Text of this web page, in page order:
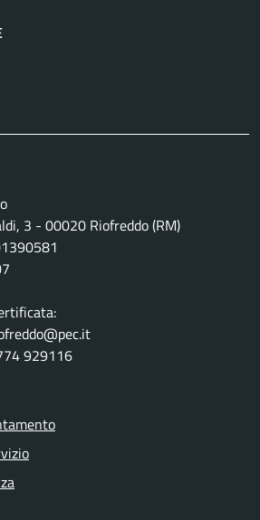
3 - 00020 Riofreddo (RM)
929116